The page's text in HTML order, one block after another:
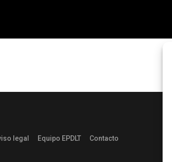
legal Equipo EPDLT Contacto